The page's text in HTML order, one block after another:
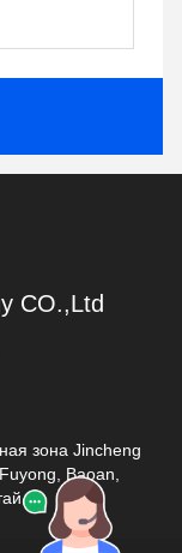
CO.,Ltd
зона Jincheng
Baoan,